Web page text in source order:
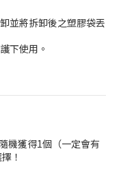
並將拆卸後之塑膠袋丟
下使用。
機獲得1個（一定會有
！